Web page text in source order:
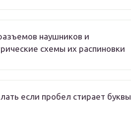
наушников и
схемы их распиновки
если пробел стирает буквы